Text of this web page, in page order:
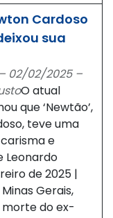
Cardoso
sua
02/02/2025 –
O atual
que ‘Newtão’,
teve uma
e
Leonardo
de 2025 |
Gerais,
morte do ex-